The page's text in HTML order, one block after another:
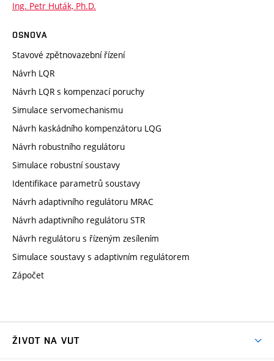
Ing. Petr Huták, Ph.D.
OSNOVA
Stavové zpětnovazební řízení
Návrh LQR
Návrh LQR s kompenzací poruchy
Simulace servomechanismu
Návrh kaskádního kompenzátoru LQG
Návrh robustního regulátoru
Simulace robustní soustavy
Identifikace parametrů soustavy
Návrh adaptivního regulátoru MRAC
Návrh adaptivního regulátoru STR
Návrh regulátoru s řízeným zesílením
Simulace soustavy s adaptivním regulátorem
Zápočet
ŽIVOT NA VUT